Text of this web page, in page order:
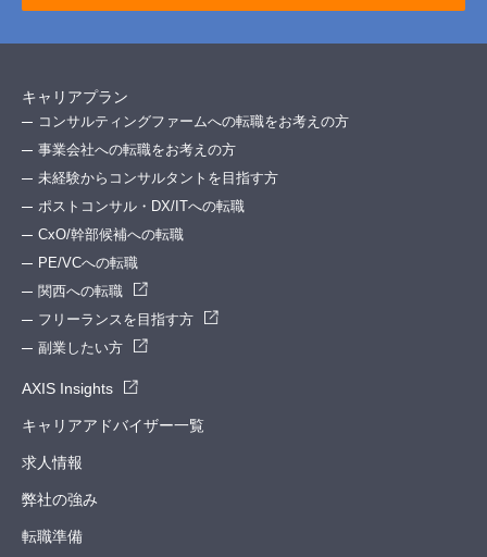
キャリアプラン
コンサルティングファームへの転職をお考えの方
事業会社への転職をお考えの方
未経験からコンサルタントを目指す方
ポストコンサル・DX/ITへの転職
CxO/幹部候補への転職
PE/VCへの転職
関西への転職
フリーランスを目指す方
副業したい方
AXIS Insights
キャリアアドバイザー一覧
求人情報
弊社の強み
転職準備